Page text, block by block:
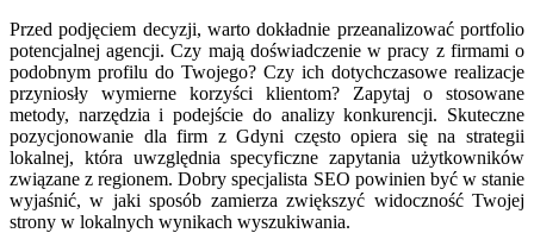
Przed podjęciem decyzji, warto dokładnie przeanalizować portfolio
potencjalnej agencji. Czy mają doświadczenie w pracy z firmami o
podobnym profilu do Twojego? Czy ich dotychczasowe realizacje
przyniosły wymierne korzyści klientom? Zapytaj o stosowane
metody, narzędzia i podejście do analizy konkurencji. Skuteczne
pozycjonowanie dla firm z Gdyni często opiera się na strategii
lokalnej, która uwzględnia specyficzne zapytania użytkowników
związane z regionem. Dobry specjalista SEO powinien być w stanie
wyjaśnić, w jaki sposób zamierza zwiększyć widoczność Twojej
strony w lokalnych wynikach wyszukiwania.